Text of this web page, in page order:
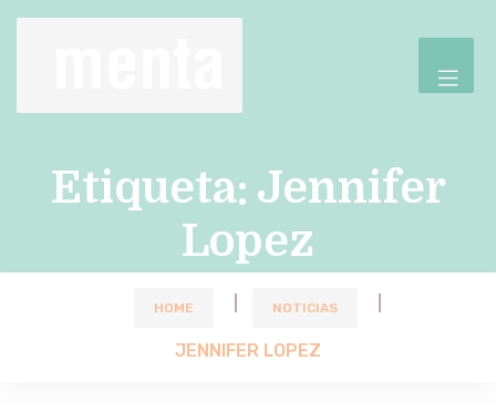
Etiqueta: Jennifer
Lopez
HOME NOTICIAS
JENNIFER LOPEZ